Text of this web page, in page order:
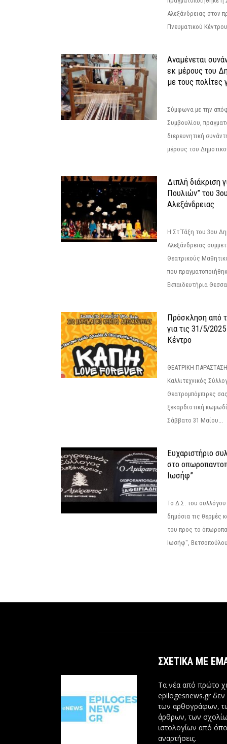
Αλεξάνδρειας στον
Πνευματικού
Αναμένεται
εκ μέρους του
με τους πολίτες
Σύμφωνα με την
Συμβουλίου,
διερευνητική
μέρους του
Διπλή διάκριση
Πουλιών” του
Αλεξάνδρειας
Η Στ΄Τάξη του 3ου
Αλεξάνδρειας
Θεατρικούς
που
Εκπαιδευτήρια
Πρόσκληση από
για τις 31/5/
Κέντρο
ΘΕΑΤΡΙΚΗ ΠΑΡΑΣΤΑΣΗ
Καλλιτεχνικός
Θεατρομπόμπιρες
ξεκαρδιστική
Σάββατο 31 Μαίου...
Ευχαριστήριο
στο
Ιωσήφ”
Το Δ.Σ. του
δημόσια τις θερμές
του προς το
Ιωσήφ",
ΣΧΕΤΙΚΆ ΜΕ
Τα νέα από πρώτο
epilogesnews.gr δεν
των αρθογράφων,
άρθρων, των
ιστολογίων από
αναρτήσεις.